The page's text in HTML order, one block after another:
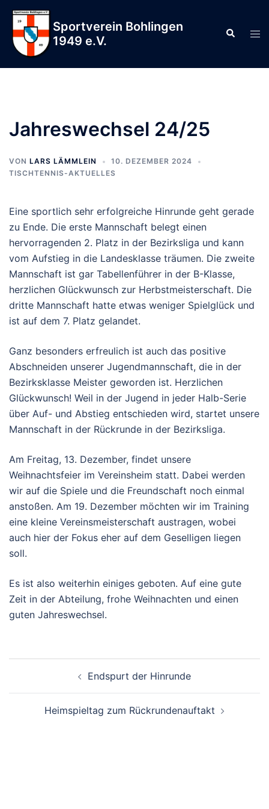
Zum
Inhalt
springen
Sportverein Bohlingen
1949 e.V.
Suche
Jahreswechsel 24/25
VON LARS LÄMMLEIN
10. DEZEMBER 2024
TISCHTENNIS-AKTUELLES
Eine sportlich sehr erfolgreiche Hinrunde geht gerade
zu Ende. Die erste Mannschaft belegt einen
hervorragenden 2. Platz in der Bezirksliga und kann
vom Aufstieg in die Landesklasse träumen. Die zweite
Mannschaft ist gar Tabellenführer in der B-Klasse,
herzlichen Glückwunsch zur Herbstmeisterschaft. Die
dritte Mannschaft hatte etwas weniger Spielglück und
ist auf dem 7. Platz gelandet.
Ganz besonders erfreulich ist auch das positive
Abschneiden unserer Jugendmannschaft, die in der
Bezirksklasse Meister geworden ist. Herzlichen
Glückwunsch! Weil in der Jugend in jeder Halb-Serie
über Auf- und Abstieg entschieden wird, startet unsere
Mannschaft in der Rückrunde in der Bezirksliga.
Am Freitag, 13. Dezember, findet unsere
Weihnachtsfeier im Vereinsheim statt. Dabei werden
wir auf die Spiele und die Freundschaft noch einmal
anstoßen. Am 19. Dezember möchten wir im Training
eine kleine Vereinsmeisterschaft austragen, wobei
auch hier der Fokus eher auf dem Geselligen liegen
soll.
Es ist also weiterhin einiges geboten. Auf eine gute
Zeit in der Abteilung, frohe Weihnachten und einen
guten Jahreswechsel.
Endspurt der Hinrunde
Heimspieltag zum Rückrundenauftakt